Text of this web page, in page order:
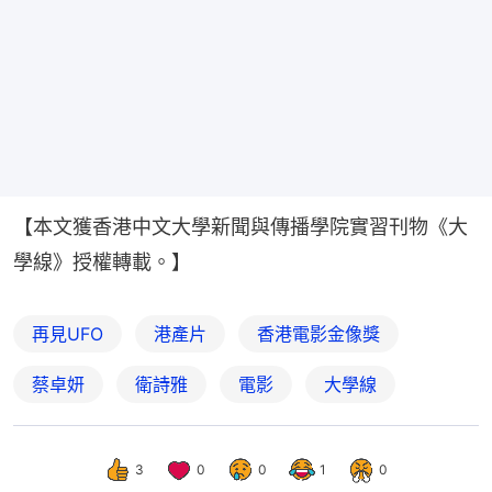
【本文獲香港中文大學新聞與傳播學院實習刊物《大
學線》授權轉載。】
再見UFO 港產片 香港電影金像獎
蔡卓妍 衛詩雅 電影 大學線
3 0 0 1 0